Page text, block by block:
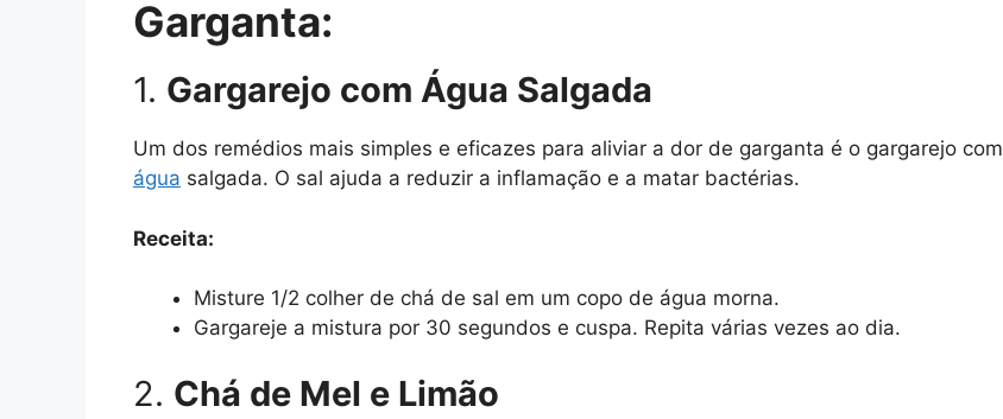
Garganta:
1. Gargarejo com Água Salgada
Um dos remédios mais simples e eficazes para aliviar a dor de garganta é o gargarejo com
água salgada. O sal ajuda a reduzir a inflamação e a matar bactérias.
Receita:
Misture 1/2 colher de chá de sal em um copo de água morna.
Gargareje a mistura por 30 segundos e cuspa. Repita várias vezes ao dia.
2. Chá de Mel e Limão